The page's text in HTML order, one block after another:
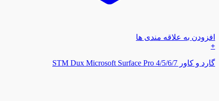
افزودن به علاقه مندی ها
+
گارد و کاور STM Dux Microsoft Surface Pro 4/5/6/7